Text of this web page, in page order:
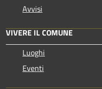
Avvisi
VIVERE IL COMUNE
Luoghi
Eventi